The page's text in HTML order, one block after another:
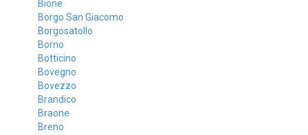
Bione
Borgo San Giacomo
Borgosatollo
Borno
Botticino
Bovegno
Bovezzo
Brandico
Braone
Breno